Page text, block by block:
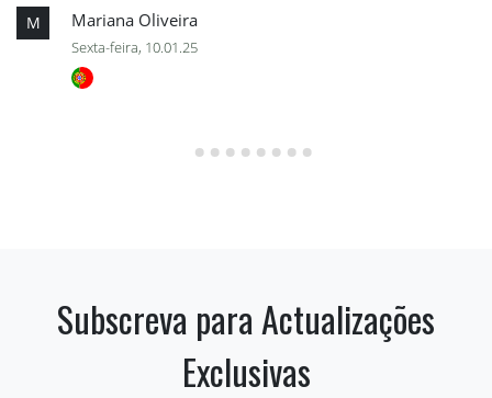
M Mariana Oliveira
Sexta-feira, 10.01.25
Subscreva para Actualizações
Exclusivas